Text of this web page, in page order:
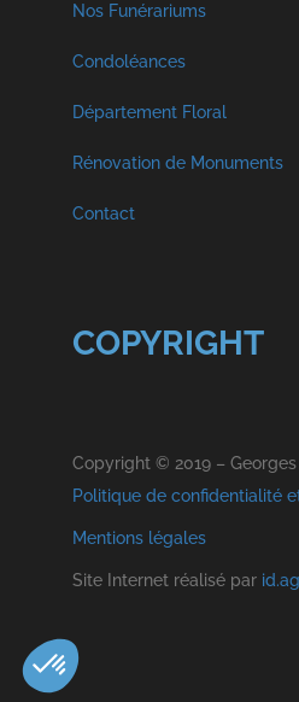
Nos Services
Visite Virtuelle
Crémation et Inhumation
Nos Funérariums
Funérarium à Malmedy
Funérarium à Faymonville
Funérarium à Vielsam
Condoléances
Décès Georges et Fils SPRL
Décès Libouton
Hommages
Département Floral
Rénovation de Monuments
Contact
COPYRIGHT
Copyright © 2019 –
Politique de confidentialité
Mentions légales
Site Internet réalisé par